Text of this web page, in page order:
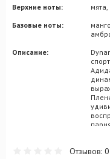
Верхние ноты:
Базовые ноты:
Описание:
Отзывов: 0